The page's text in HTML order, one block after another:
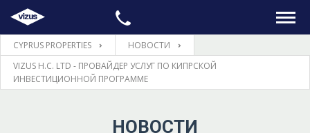
ГЛАВНАЯ
НЕДВИЖИМОСТЬ
CYPRUS PROPERTIES
НОВОСТИ
VIZUS H.C. LTD - ПРОВАЙДЕР УСЛУГ ПО КИПРСКОЙ
ИНВЕСТИЦИОННОЙ ПРОГРАММЕ
НОВОСТИ